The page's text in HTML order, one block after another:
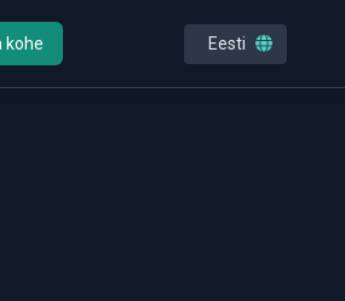
kohe Eesti